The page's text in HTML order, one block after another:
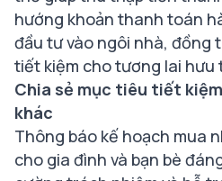
hướng khoản thanh toán
đầu tư vào ngôi nhà, đồng
tiết kiệm cho tương lai hưu
Chia sẻ mục tiêu tiết
khác
Thông báo kế hoạch mua
cho gia đình và bạn bè